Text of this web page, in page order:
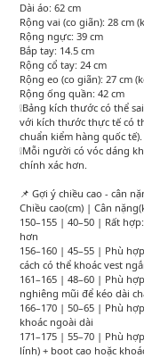
Dài áo: 62 cm
Rộng vai (co giãn): 28 cm
Rộng ngực: 39 cm
Bắp tay: 14.5 cm
Rộng cổ tay: 24 cm
Rộng eo (co giãn): 27 cm
Rộng ống quần: 42 cm
❕Bảng kích thước có thể
với kích thước thực tế có
chuẩn kiểm hàng quốc tế).
❕Mỗi người có vóc dáng
chính xác hơn.
📌 Gợi ý chiều cao - cân
Chiều cao(cm) | Cân
150–155 | 40–50 | Rất
hơn
156–160 | 45–55 | Phù
cách có thể khoác vest
161–165 | 48–60 | Phù
nghiêng mũi để kéo dài
166–170 | 50–65 | Phù
khoác ngoài dài
171–175 | 55–70 | Phù
lính) + boot cao hoặc